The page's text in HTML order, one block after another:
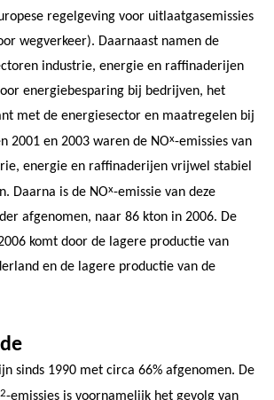
regelgeving voor uitlaatgasemissies
wegverkeer). Daarnaast namen de
industrie, energie en raffinaderijen
energiebesparing bij bedrijven, het
met de energiesector en maatregelen bij
2001 en 2003 waren de NOx-emissies van
energie en raffinaderijen vrijwel stabiel
Daarna is de NOx-emissie van deze
afgenomen, naar 86 kton in 2006. De
komt door de lagere productie van
en de lagere productie van de
sinds 1990 met circa 66% afgenomen. De
2-emissies is voornamelijk het gevolg van